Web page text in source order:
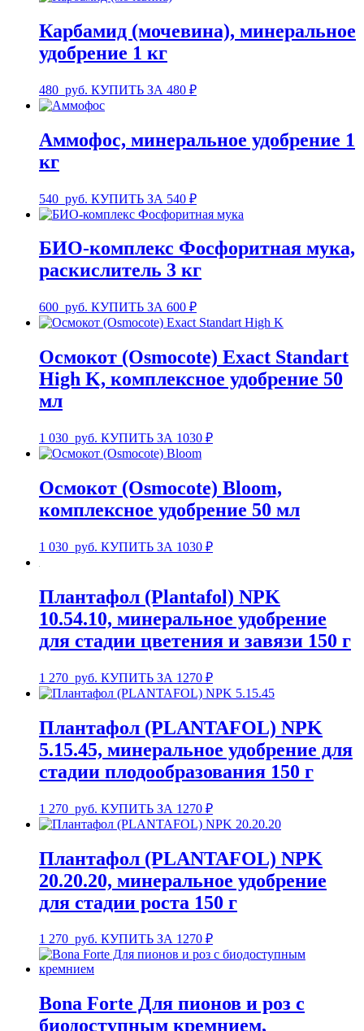
Карбамид (мочевина), минеральное
удобрение 1 кг
480 руб. КУПИТЬ ЗА 480 ₽
Аммофос, минеральное удобрение 1
кг
540 руб. КУПИТЬ ЗА 540 ₽
БИО-комплекс Фосфоритная мука,
раскислитель 3 кг
600 руб. КУПИТЬ ЗА 600 ₽
Осмокот (Osmocote) Exact Standart
High K, комплексное удобрение 50
мл
1 030 руб. КУПИТЬ ЗА 1030 ₽
Осмокот (Osmocote) Bloom,
комплексное удобрение 50 мл
1 030 руб. КУПИТЬ ЗА 1030 ₽
Плантафол (Plantafol) NPK
10.54.10, минеральное удобрение
для стадии цветения и завязи 150 г
1 270 руб. КУПИТЬ ЗА 1270 ₽
Плантафол (PLANTAFOL) NPK
5.15.45, минеральное удобрение для
стадии плодообразования 150 г
1 270 руб. КУПИТЬ ЗА 1270 ₽
Плантафол (PLANTAFOL) NPK
20.20.20, минеральное удобрение
для стадии роста 150 г
1 270 руб. КУПИТЬ ЗА 1270 ₽
Bona Forte Для пионов и роз с
биодоступным кремнием,